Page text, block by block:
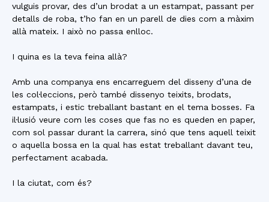
vulguis provar, des d’un brodat a un estampat, passant per
detalls de roba, t’ho fan en un parell de dies com a màxim
allà mateix. I això no passa enlloc.
I quina es la teva feina allà?
Amb una companya ens encarreguem del disseny d’una de
les col·leccions, però també dissenyo teixits, brodats,
estampats, i estic treballant bastant en el tema bosses. Fa
il·lusió veure com les coses que fas no es queden en paper,
com sol passar durant la carrera, sinó que tens aquell teixit
o aquella bossa en la qual has estat treballant davant teu,
perfectament acabada.
I la ciutat, com és?